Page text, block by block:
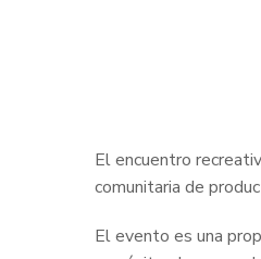
El encuentro
comunitaria de
El evento es una